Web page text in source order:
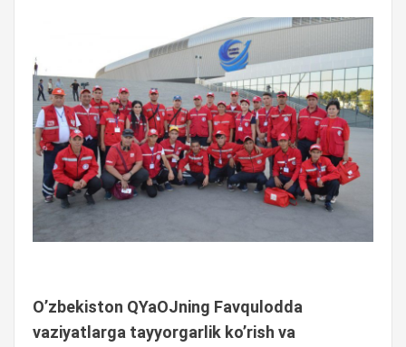
O’zbekiston QYaOJning Favqulodda
vaziyatlarga tayyorgarlik ko’rish va